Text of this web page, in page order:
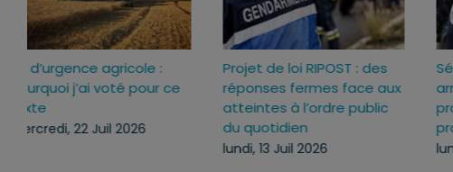
Loi d’urgence agricole :
pourquoi j’ai voté pour ce
texte
mercredi, 22 Juil 2026
Projet de loi RIPOST : des
réponses fermes face aux
atteintes à l’ordre public
du quotidien
lundi, 13 Juil 2026